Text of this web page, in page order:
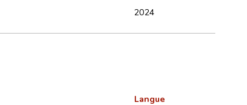
2024
Langue